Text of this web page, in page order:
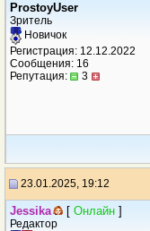
ProstoyUser
Зритель
Новичок
Регистрация: 12.12.2022
Сообщения: 16
Репутация:
3
23.01.2025, 19:12
Jеssikа [ Онлайн ]
Редактор